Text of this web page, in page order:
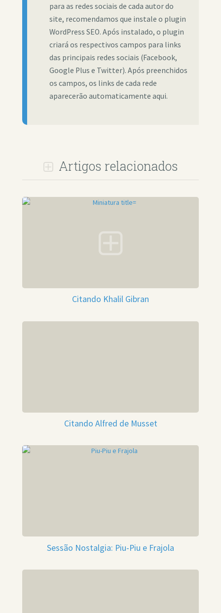
para as redes sociais de cada autor do
site, recomendamos que instale o plugin
WordPress SEO. Após instalado, o plugin
criará os respectivos campos para links
das principais redes sociais (Facebook,
Google Plus e Twitter). Após preenchidos
os campos, os links de cada rede
aparecerão automaticamente aqui.
Artigos relacionados
Citando Khalil Gibran
Citando Alfred de Musset
Sessão Nostalgia: Piu-Piu e Frajola